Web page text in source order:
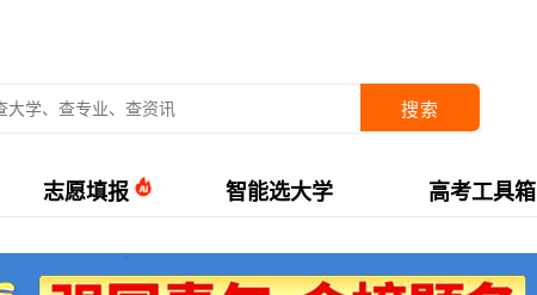
搜索
志愿填报 智能选大学 高考工具箱